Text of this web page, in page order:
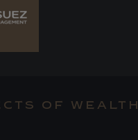
OF WEALTH